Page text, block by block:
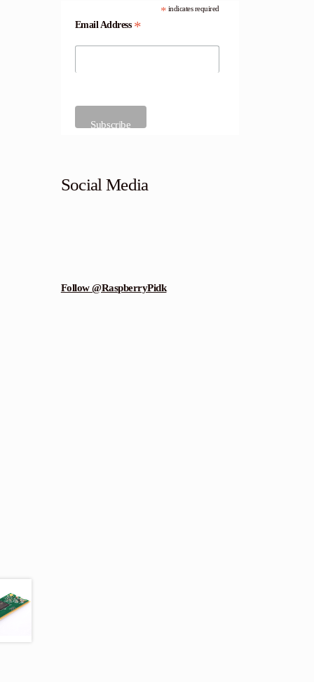
* indicates required
Email Address *
Social Media
Follow @RaspberryPidk